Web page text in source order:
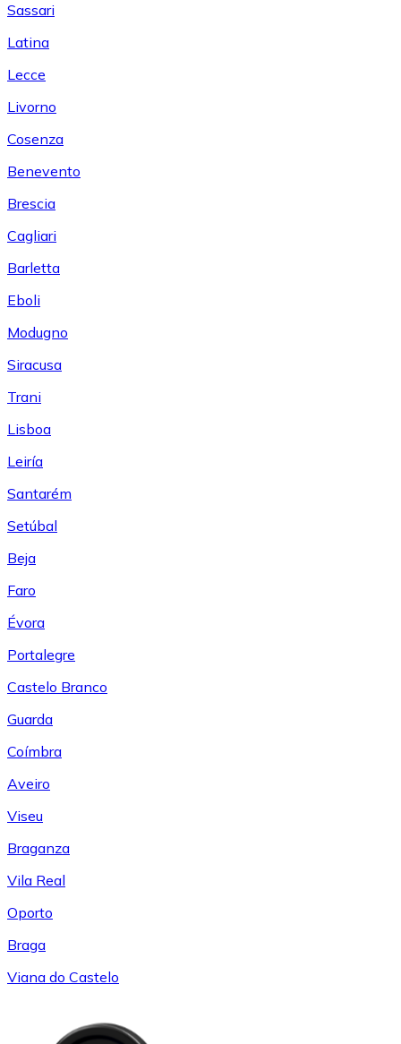
Sassari
Latina
Lecce
Livorno
Cosenza
Benevento
Brescia
Cagliari
Barletta
Eboli
Modugno
Siracusa
Trani
Lisboa
Leiría
Santarém
Setúbal
Beja
Faro
Évora
Portalegre
Castelo Branco
Guarda
Coímbra
Aveiro
Viseu
Braganza
Vila Real
Oporto
Braga
Viana do Castelo